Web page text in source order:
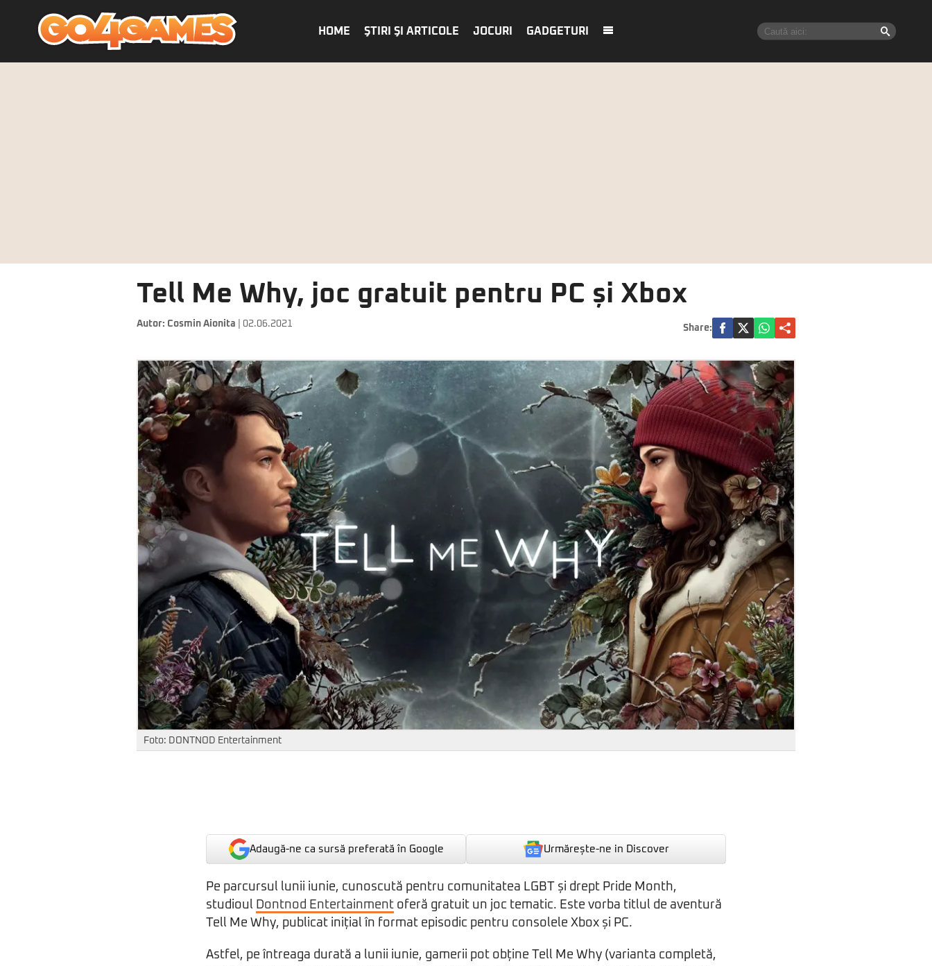
HOME ŞTIRI ŞI ARTICOLE JOCURI GADGETURI
Tell Me Why, joc gratuit pentru PC și Xbox
Autor: Cosmin Aionita | 02.06.2021 Share:
Foto: DONTNOD Entertainment
Adaugă-ne ca sursă preferată în Google Urmărește-ne in Discover
Pe parcursul lunii iunie, cunoscută pentru comunitatea LGBT și drept Pride Month,
studioul Dontnod Entertainment oferă gratuit un joc tematic. Este vorba titlul de aventură
Tell Me Why, publicat inițial în format episodic pentru consolele Xbox și PC.
Astfel, pe întreaga durată a lunii iunie, gamerii pot obține Tell Me Why (varianta completă,